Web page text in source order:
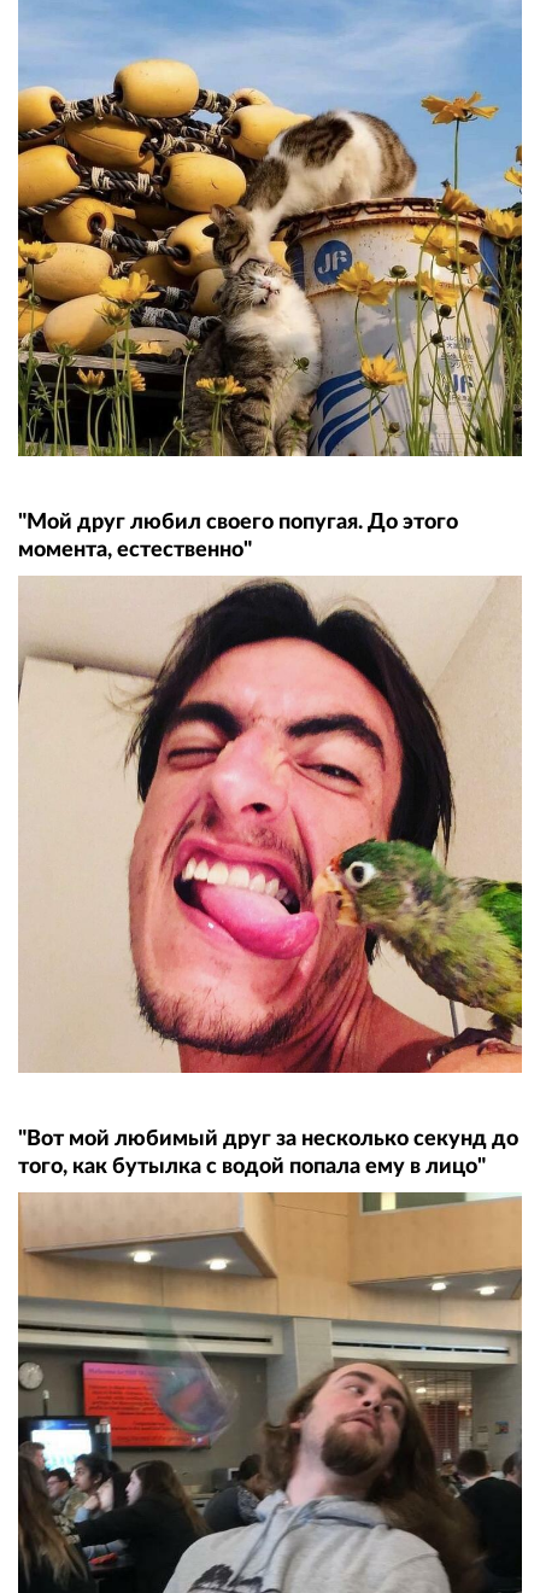
"Мой друг любил своего попугая. До этого
момента, естественно"
"Вот мой любимый друг за несколько секунд до
того, как бутылка с водой попала ему в лицо"